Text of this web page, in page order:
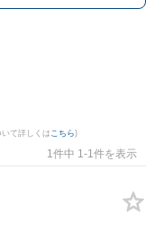
て詳しくはこちら)
1件中 1-1件を表示